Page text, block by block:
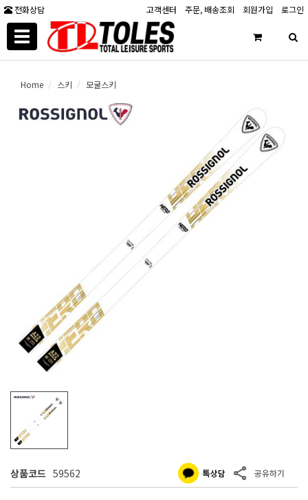
전화상담 로그인
회원가입
주문, 배송조회
고객센터
Toggle
navigation
Home 스키 모굴스키
상품코드 59562